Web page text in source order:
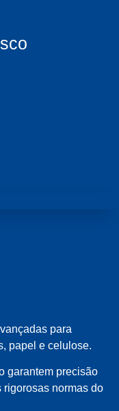
para
papel e celulose.
garantem precisão
normas do